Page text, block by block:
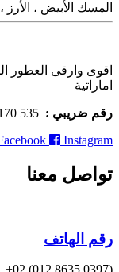
المسك الأبيض ، الأرز
اقوى وارقى العطور
اماراتية
رقم ضريبي :
Instagram
تواصل معنا
رقم الهاتف